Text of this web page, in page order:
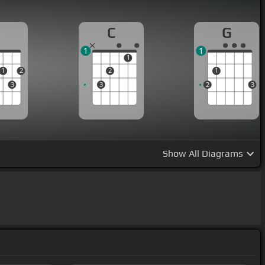
1
3
2
C
3
2
1
1
G
2
1
3
1
Show All Diagrams